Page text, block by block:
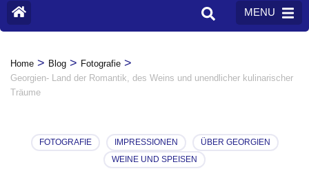
MENU
Home > Blog > Fotografie >
Georgien- Land der Romantik, des Weins und unendlicher kulinarischer
Träume
FOTOGRAFIE IMPRESSIONEN
ÜBER GEORGIEN
WEINE UND SPEISEN